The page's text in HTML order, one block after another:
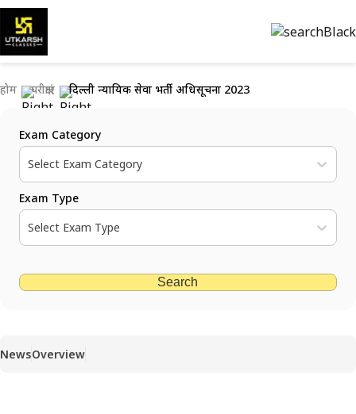
होम परीक्षाएं दिल्ली न्यायिक सेवा भर्ती अधिसूचना 2023
Exam Category
Select Exam Category
Exam Type
Select Exam Type
Search
NewsOverview